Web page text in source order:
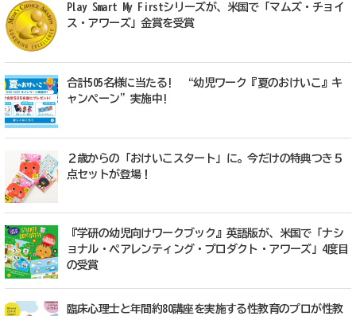
Play Smart My Firstシリーズが、米国で「マムズ・チョイ
ス・アワーズ」金賞を受賞
合計505名様に当たる! “幼児ワーク『夏のおけいこ』キ
ャンペーン”実施中!
２歳からの「おけいこスタート」に。今だけの特典つき５
点セットが登場！
『学研の幼児向けワークブック』英語版が、米国で「ナシ
ョナル・ペアレンティング・プロダクト・アワーズ」4度目
の受賞
臨床心理士と年間約80講座を実施する性教育のプロが性教